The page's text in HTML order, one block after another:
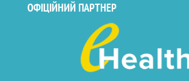
ОФІЦІЙНИЙ ПАРТНЕР